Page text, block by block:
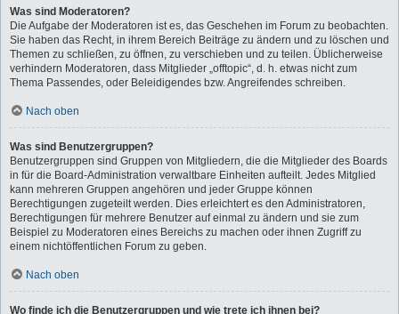
Was sind Moderatoren?
Die Aufgabe der Moderatoren ist es, das Geschehen im Forum zu beobachten.
Sie haben das Recht, in ihrem Bereich Beiträge zu ändern und zu löschen und
Themen zu schließen, zu öffnen, zu verschieben und zu teilen. Üblicherweise
verhindern Moderatoren, dass Mitglieder „offtopic“, d. h. etwas nicht zum
Thema Passendes, oder Beleidigendes bzw. Angreifendes schreiben.
Nach oben
Was sind Benutzergruppen?
Benutzergruppen sind Gruppen von Mitgliedern, die die Mitglieder des Boards
in für die Board-Administration verwaltbare Einheiten aufteilt. Jedes Mitglied
kann mehreren Gruppen angehören und jeder Gruppe können
Berechtigungen zugeteilt werden. Dies erleichtert es den Administratoren,
Berechtigungen für mehrere Benutzer auf einmal zu ändern und sie zum
Beispiel zu Moderatoren eines Bereichs zu machen oder ihnen Zugriff zu
einem nichtöffentlichen Forum zu geben.
Nach oben
Wo finde ich die Benutzergruppen und wie trete ich ihnen bei?